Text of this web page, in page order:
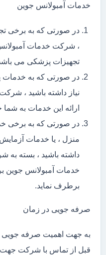
خدمات آمبولانس جوین
در صورتی که به برخی
، شرکت خدمات
تجهیزات پزشکی می
در صورتی که به خدمات
نیاز داشته باشید ،
ارائه این خدمات به شما
در صورتی که به برخی
منزل ، یا خدمات
داشته باشید ، بسته
خدمات آمبولانس جوین
برطرف نماید.
صرفه جویی در زمان
به جهت اهمیت صرفه جویی
قبل از تماس با شرکت جهت